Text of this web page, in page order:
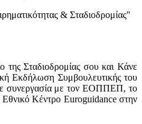
& Σταδιοδρομίας"
Σταδιοδρομίας σου και Κάνε
Εκδήλωση Συμβουλευτικής του
συνεργασία με τον ΕΟΠΠΕΠ, το
Κέντρο Euroguidance στην